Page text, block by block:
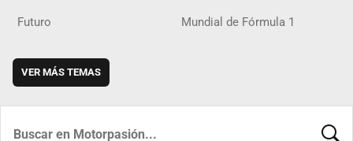
Futuro Mundial de Fórmula 1
VER MÁS TEMAS